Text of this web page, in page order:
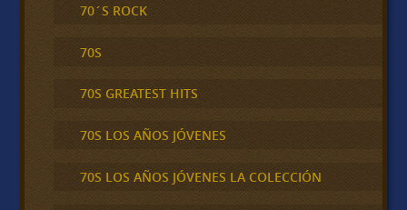
70´S ROCK
70S
70S GREATEST HITS
70S LOS AÑOS JÓVENES
70S LOS AÑOS JÓVENES LA COLECCIÓN